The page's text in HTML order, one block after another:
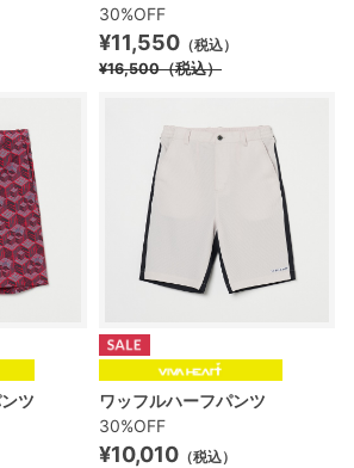
30%OFF
¥11,550 （税込）
¥16,500（税込）
ツ
ワッフルハーフパンツ
30%OFF
¥10,010 （税込）